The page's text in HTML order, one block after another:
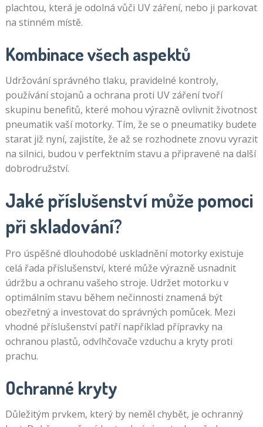
plachtou, která je odolná vůči UV záření, nebo ji parkovat
na stinném místě.
Kombinace všech aspektů
Udržování správného tlaku, pravidelné kontroly,
používání stojanů a ochrana proti UV záření tvoří
skupinu benefitů, které mohou výrazně ovlivnit životnost
pneumatik vaší motorky. Tím, že se o pneumatiky budete
starat již nyní, zajistíte, že až se rozhodnete znovu vyrazit
na silnici, budou v perfektním stavu a připravené na další
dobrodružství.
Jaké příslušenství může pomoci
při skladování?
Pro úspěšné dlouhodobé uskladnění motorky existuje
celá řada příslušenství, které může výrazně usnadnit
údržbu a ochranu vašeho stroje. Udržet motorku v
optimálním stavu během nečinnosti znamená být
obezřetný a investovat do správných pomůcek. Mezi
vhodné příslušenství patří například přípravky na
ochranou plastů, odvlhčovače vzduchu a kryty proti
prachu.
Ochranné kryty
Důležitým prvkem, který by neměl chybět, je ochranný